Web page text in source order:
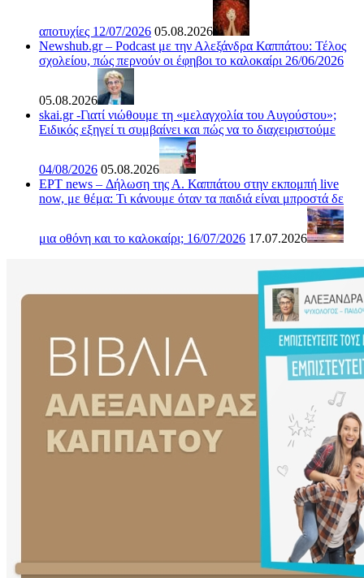
αποτυχίες 12/07/2026 05.08.2026
Newshub.gr – Podcast με την Αλεξάνδρα Καππάτου: Τέλος
σχολείου, πώς περνούν οι έφηβοι το καλοκαίρι 26/06/2026
05.08.2026
skai.gr -Γιατί νιώθουμε τη «μελαγχολία του Αυγούστου»;
Ειδικός εξηγεί τι συμβαίνει και πώς να το διαχειριστούμε
04/08/2026 05.08.2026
ΕΡΤ news – Δήλωση της Α. Καππάτου στην εκπομπή live
now, με θέμα: Τι κάνουμε όταν τα παιδιά είναι μπροστά δε
μια οθόνη και το καλοκαίρι; 16/07/2026 17.07.2026